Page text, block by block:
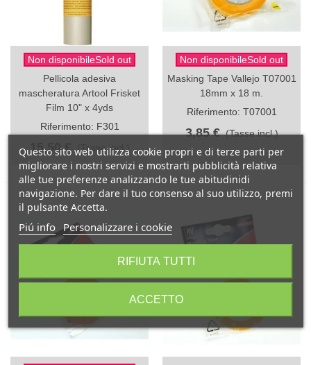
Non disponibileSold out
Pellicola adesiva
mascheratura Artool Frisket
Film 10" x 4yds
Riferimento: F301
15,50 € (Tasse incl.)
Non disponibileSold out
Masking Tape Vallejo T07001
18mm x 18 m.
Riferimento: T07001
3,85 € (Tasse incl.)
Questo sito web utilizza cookie propri e di terze parti per
migliorare i nostri servizi e mostrarti pubblicità relativa
alle tue preferenze analizzando le tue abitudinidi
navigazione. Per dare il tuo consenso al suo utilizzo, premi
il pulsante Accetta.
Piú info Personalizzare i cookie
RIFIUTA TUTTI
ACCETTO